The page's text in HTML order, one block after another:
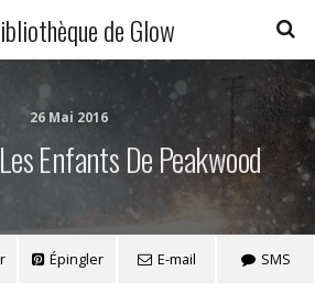
de Glow
26 Mai 2016
Enfants De Peakwood
Épingler E-mail SMS